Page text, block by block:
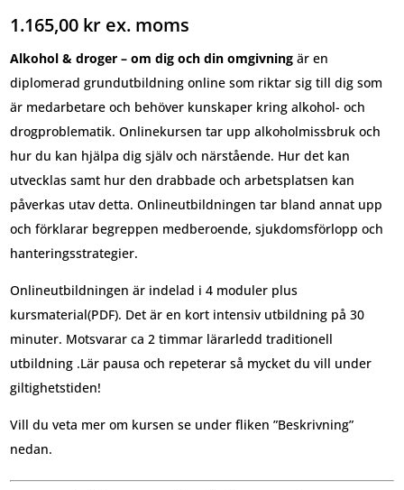
baserat på
kundrecensio
n
1.165,00 kr ex. moms
Alkohol & droger – om dig och din omgivningär en
diplomerad grundutbildning online som riktar sig till dig som
är medarbetare och behöver kunskaper kring alkohol- och
drogproblematik. Onlinekursen tar upp alkoholmissbruk och
hur du kan hjälpa dig själv och närstående. Hur det kan
utvecklas samt hur den drabbade och arbetsplatsen kan
påverkas utav detta.Onlineutbildningentar bland annat upp
och förklarar begreppen medberoende, sjukdomsförlopp och
hanteringsstrategier.
Onlineutbildningen är indelad i 4 moduler plus
kursmaterial(PDF). Det är en kort intensiv utbildning på 30
minuter. Motsvarar ca 2 timmar lärarledd traditionell
utbildning .Lär pausa och repeterar så mycket du vill under
giltighetstiden!
Vill du veta mer om kursen se under fliken ”Beskrivning”
nedan.